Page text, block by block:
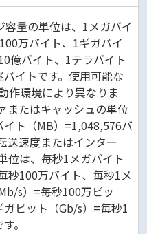
容量の単位は、1メガバイ
万バイト、1ギガバイ
億バイト、1テラバイト
バイトです。使用可能な
作環境により異なりま
またはキャッシュの単位
イト（MB）=1,048,576バ
送速度またはインター
位は、毎秒1メガバイト
秒100万バイト、毎秒1メ
s）=毎秒100万ビッ
ガビット（Gb/s）=毎秒1
。